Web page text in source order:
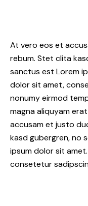
At vero eos et
rebum. Stet clita
sanctus est Lorem
dolor sit amet,
nonumy eirmod
magna aliquyam
accusam et justo
kasd gubergren, no
ipsum dolor sit
consetetur